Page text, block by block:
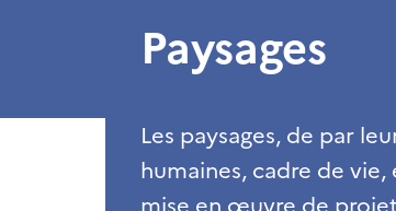
Paysages
Les paysages, de par
humaines, cadre de